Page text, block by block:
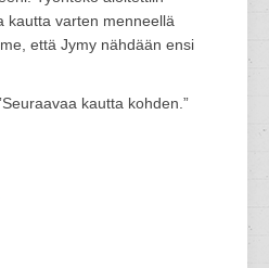
kautta varten menneellä
että Jymy nähdään ensi
kautta kohden.”